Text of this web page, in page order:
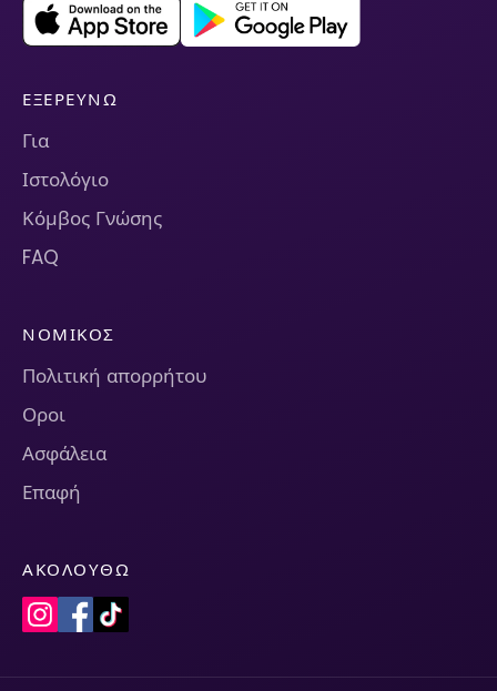
ΕΞΕΡΕΥΝΏ
Για
Ιστολόγιο
Κόμβος Γνώσης
FAQ
ΝΟΜΙΚΌΣ
Πολιτική απορρήτου
Οροι
Ασφάλεια
Επαφή
ΑΚΟΛΟΥΘΏ